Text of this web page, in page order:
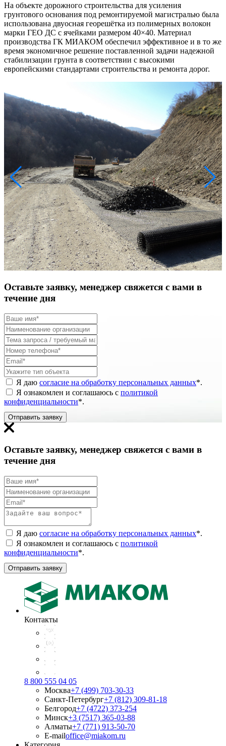
На объекте дорожного строительства для усиления
грунтового основания под ремонтируемой магистралью была
использована двуосная георешётка из полимерных волокон
марки ГЕО ДС с ячейками размером 40×40. Материал
производства ГК МИАКОМ обеспечил эффективное и в то же
время экономичное решение поставленной задачи надежной
стабилизации грунта в соответствии с высокими
европейскими стандартами строительства и ремонта дорог.
Оставьте заявку, менеджер свяжется с вами в
течение дня
Я даю согласие на обработку персональных данных*.
Я ознакомлен и соглашаюсь с политикой
конфиденциальности*.
Отправить заявку
Оставьте заявку, менеджер свяжется с вами в
течение дня
Я даю согласие на обработку персональных данных*.
Я ознакомлен и соглашаюсь с политикой
конфиденциальности*.
Отправить заявку
Контакты
8 800 555 04 05
Москва+7 (499) 703-30-33
Санкт-Петербург+7 (812) 309-81-18
Белгород+7 (4722) 373-254
Минск+3 (7517) 365-03-88
Алматы+7 (771) 913-50-70
E-mailoffice@miakom.ru